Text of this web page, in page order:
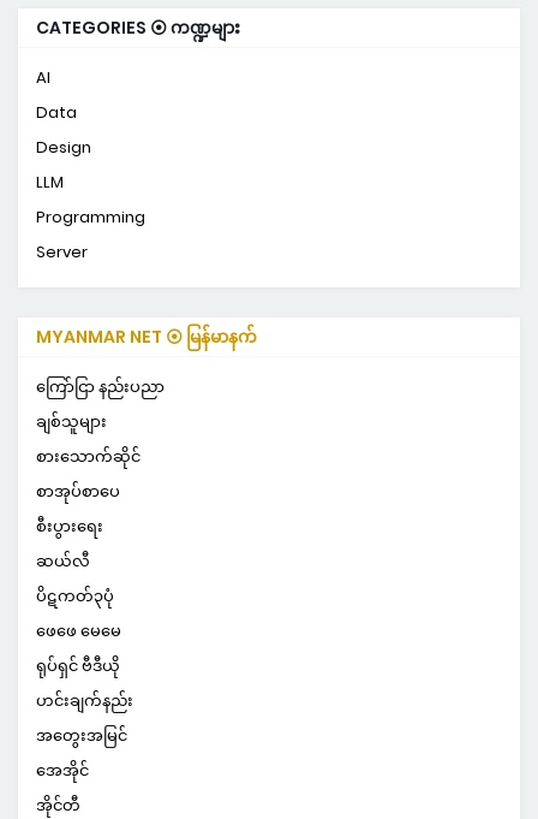
CATEGORIES ⦿ ကဏ္ဍများ
AI
Data
Design
LLM
Programming
Server
MYANMAR NET ⦿ မြန်မာနက်
ကြော်ငြာ နည်းပညာ
ချစ်သူများ
စားသောက်ဆိုင်
စာအုပ်စာပေ
စီးပွားရေး
ဆယ်လီ
ပိဋကတ်၃ပုံ
ဖေဖေ မေမေ
ရုပ်ရှင် ဗီဒီယို
ဟင်းချက်နည်း
အတွေးအမြင်
အေအိုင်
အိုင်တီ